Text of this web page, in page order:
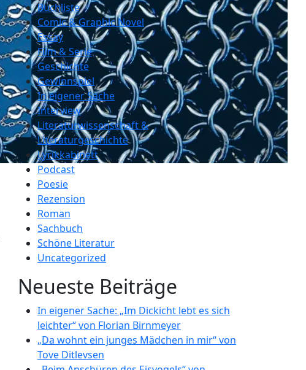
Buchliste
Comic & Graphic Novel
Essay
Film & Serie
Geschichte
Gewinnspiel
In eigener Sache
Interview
Literaturwissenschaft &
Literaturgeschichte
Lyrikkabinett
Podcast
Poesie
Rezension
Roman
Sachbuch
Schöne Literatur
Uncategorized
Neueste Beiträge
In eigener Sache: „Im Dickicht lebt es sich
leichter“ von Florian Birnmeyer
„Da wohnt ein junges Mädchen in mir“ von
Tove Ditlevsen